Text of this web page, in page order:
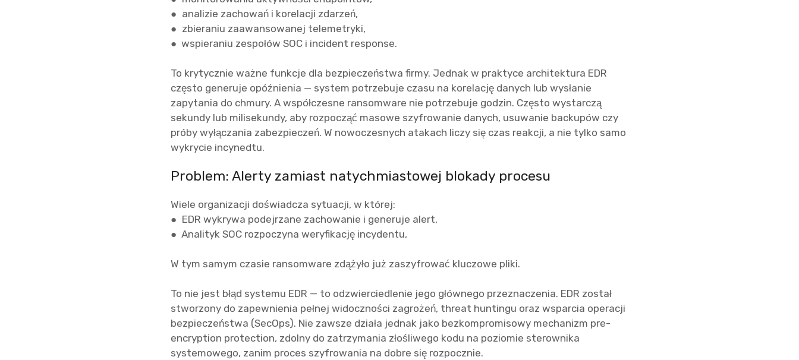
● analizie zachowań i korelacji zdarzeń,
● zbieraniu zaawansowanej telemetryki,
● wspieraniu zespołów SOC i incident response.
To krytycznie ważne funkcje dla bezpieczeństwa firmy. Jednak w praktyce architektura EDR
często generuje opóźnienia — system potrzebuje czasu na korelację danych lub wysłanie
zapytania do chmury. A współczesne ransomware nie potrzebuje godzin. Często wystarczą
sekundy lub milisekundy, aby rozpocząć masowe szyfrowanie danych, usuwanie backupów czy
próby wyłączania zabezpieczeń. W nowoczesnych atakach liczy się czas reakcji, a nie tylko samo
wykrycie incynedtu.
Problem: Alerty zamiast natychmiastowej blokady procesu
Wiele organizacji doświadcza sytuacji, w której:
● EDR wykrywa podejrzane zachowanie i generuje alert,
● Analityk SOC rozpoczyna weryfikację incydentu,
W tym samym czasie ransomware zdążyło już zaszyfrować kluczowe pliki.
To nie jest błąd systemu EDR — to odzwierciedlenie jego głównego przeznaczenia. EDR został
stworzony do zapewnienia pełnej widoczności zagrożeń, threat huntingu oraz wsparcia operacji
bezpieczeństwa (SecOps). Nie zawsze działa jednak jako bezkompromisowy mechanizm pre-
encryption protection, zdolny do zatrzymania złośliwego kodu na poziomie sterownika
systemowego, zanim proces szyfrowania na dobre się rozpocznie.